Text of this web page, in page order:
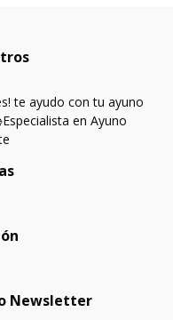
te ayudo con tu ayuno
en Ayuno
Newsletter